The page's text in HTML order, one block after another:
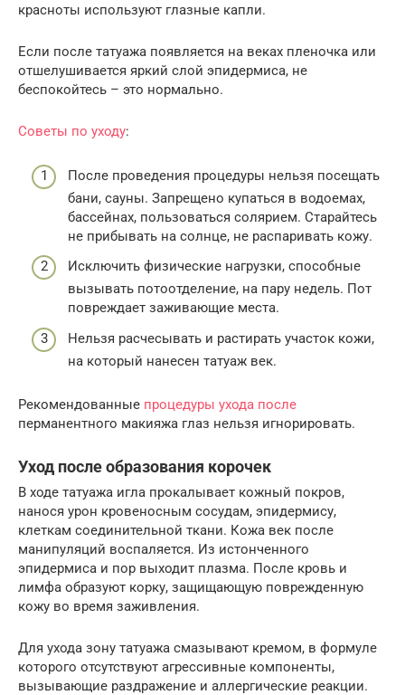
красноты используют глазные капли.
Если после татуажа появляется на веках пленочка или
отшелушивается яркий слой эпидермиса, не
беспокойтесь – это нормально.
Советы по уходу:
После проведения процедуры нельзя посещать
бани, сауны. Запрещено купаться в водоемах,
бассейнах, пользоваться солярием. Старайтесь
не прибывать на солнце, не распаривать кожу.
Исключить физические нагрузки, способные
вызывать потоотделение, на пару недель. Пот
повреждает заживающие места.
Нельзя расчесывать и растирать участок кожи,
на который нанесен татуаж век.
Рекомендованные процедуры ухода после
перманентного макияжа глаз нельзя игнорировать.
Уход после образования корочек
В ходе татуажа игла прокалывает кожный покров,
нанося урон кровеносным сосудам, эпидермису,
клеткам соединительной ткани. Кожа век после
манипуляций воспаляется. Из истонченного
эпидермиса и пор выходит плазма. После кровь и
лимфа образуют корку, защищающую поврежденную
кожу во время заживления.
Для ухода зону татуажа смазывают кремом, в формуле
которого отсутствуют агрессивные компоненты,
вызывающие раздражение и аллергические реакции.